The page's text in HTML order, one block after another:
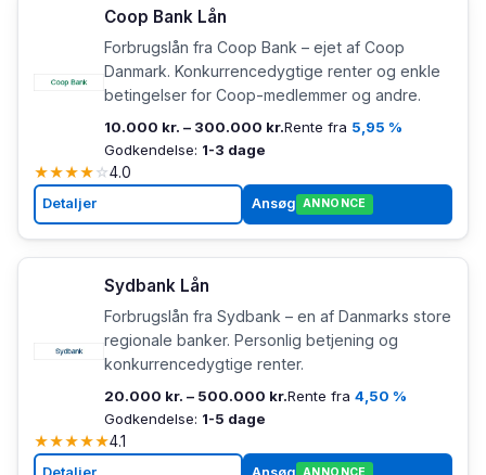
Coop Bank Lån
Forbrugslån fra Coop Bank – ejet af Coop
Danmark. Konkurrencedygtige renter og enkle
betingelser for Coop-medlemmer og andre.
10.000 kr. – 300.000 kr.Rente fra 5,95 %
Godkendelse: 1-3 dage
★★★★☆4.0
Detaljer Ansøg ANNONCE
Sydbank Lån
Forbrugslån fra Sydbank – en af Danmarks store
regionale banker. Personlig betjening og
konkurrencedygtige renter.
20.000 kr. – 500.000 kr.Rente fra 4,50 %
Godkendelse: 1-5 dage
★★★★★4.1